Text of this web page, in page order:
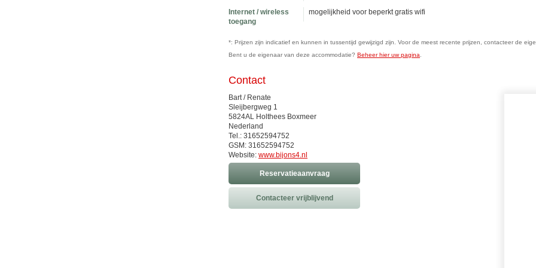
Internet / wireless
toegang
mogelijkheid voor beperkt gratis wifi
*: Prijzen zijn indicatief en kunnen in tussentijd gewijzigd zijn. Voor de meest recente prijzen, contacteer de
Bent u de eigenaar van deze accommodatie? Beheer hier uw pagina
Contact
Bart / Renate
Sleijbergweg 1
5824AL Holthees Boxmeer
Nederland
Tel.: 31652594752
GSM: 31652594752
Website: www.bijons4.nl
Reservatieaanvraag
Contacteer vrijblijvend